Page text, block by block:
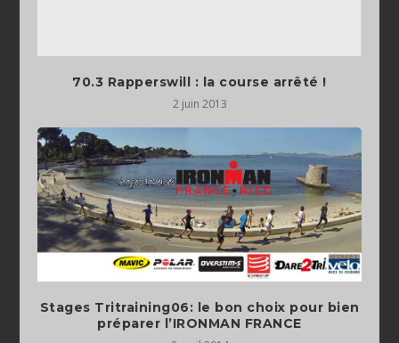
70.3 Rapperswill : la course arrêté !
2 juin 2013
Stages Tritraining06: le bon choix pour bien
préparer l’IRONMAN FRANCE